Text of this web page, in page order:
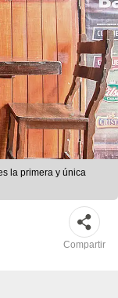
la primera y única
Compartir